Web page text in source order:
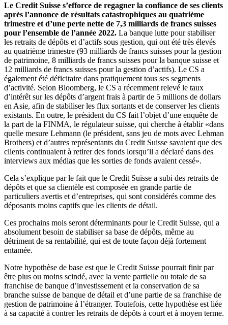
Le Credit Suisse s’efforce de regagner la confiance de ses clients
après l’annonce de résultats catastrophiques au quatrième
trimestre et d’une perte nette de 7,3 milliards de francs suisses
pour l’ensemble de l’année 2022. La banque lutte pour stabiliser
les retraits de dépôts et d’actifs sous gestion, qui ont été très élevés
au quatrième trimestre (93 milliards de francs suisses pour la gestion
de patrimoine, 8 milliards de francs suisses pour la banque suisse et
12 milliards de francs suisses pour la gestion d’actifs). Le CS a
également été déficitaire dans pratiquement tous ses segments
d’activité. Selon Bloomberg, le CS a récemment relevé le taux
d’intérêt sur les dépôts d’argent frais à partir de 5 millions de dollars
en Asie, afin de stabiliser les flux sortants et de conserver les clients
existants. En outre, le président du CS fait l’objet d’une enquête de
la part de la FINMA, le régulateur suisse, qui cherche à établir «dans
quelle mesure Lehmann (le président, sans jeu de mots avec Lehman
Brothers) et d’autres représentants du Credit Suisse savaient que des
clients continuaient à retirer des fonds lorsqu’il a déclaré dans des
interviews aux médias que les sorties de fonds avaient cessé».
Cela s’explique par le fait que le Credit Suisse a subi des retraits de
dépôts et que sa clientèle est composée en grande partie de
particuliers avertis et d’entreprises, qui sont considérés comme des
déposants moins captifs que les clients de détail.
Ces prochains mois seront déterminants pour le Credit Suisse, qui a
absolument besoin de stabiliser sa base de dépôts, même au
détriment de sa rentabilité, qui est de toute façon déjà fortement
entamée.
Notre hypothèse de base est que le Credit Suisse pourrait finir par
être plus ou moins scindé, avec la vente partielle ou totale de sa
franchise de banque d’investissement et la conservation de sa
branche suisse de banque de détail et d’une partie de sa franchise de
gestion de patrimoine à l’étranger. Toutefois, cette hypothèse est liée
à sa capacité à contrer les retraits de dépôts à court et à moyen terme.